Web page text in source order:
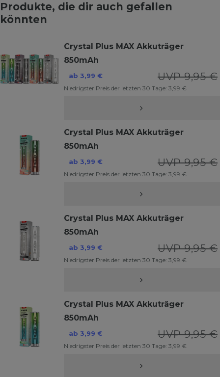
Produkte, die dir auch gefallen
könnten
Crystal Plus MAX Akkuträger
850mAh
UVP 9,95 €
ab 3,99 €
Niedrigster Preis der letzten 30 Tage: 3,99 €
Crystal Plus MAX Akkuträger
850mAh
UVP 9,95 €
ab 3,99 €
Niedrigster Preis der letzten 30 Tage: 3,99 €
Crystal Plus MAX Akkuträger
850mAh
UVP 9,95 €
ab 3,99 €
Niedrigster Preis der letzten 30 Tage: 3,99 €
Crystal Plus MAX Akkuträger
850mAh
UVP 9,95 €
ab 3,99 €
Niedrigster Preis der letzten 30 Tage: 3,99 €